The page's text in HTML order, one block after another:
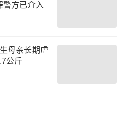
警方已介入
母亲长期虐
公斤